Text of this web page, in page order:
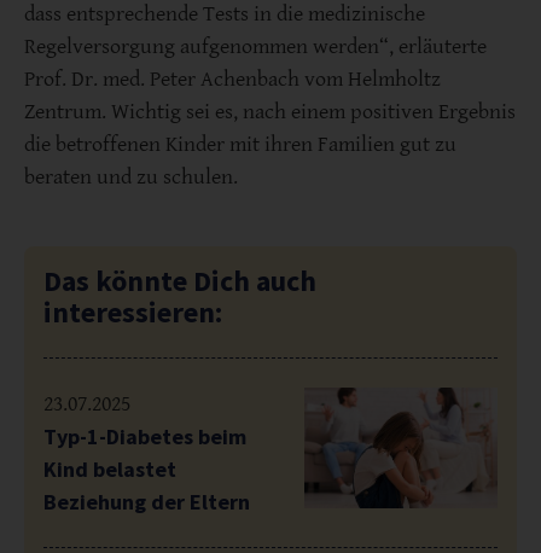
dass entsprechende Tests in die medizinische
Regelversorgung aufgenommen werden“, erläuterte
Prof. Dr. med. Peter Achenbach vom Helmholtz
Zentrum. Wichtig sei es, nach einem positiven Ergebnis
die betroffenen Kinder mit ihren Familien gut zu
beraten und zu schulen.
Das könnte Dich auch
interessieren:
23.07.2025
Typ-1-Diabetes beim
Kind belastet
Beziehung der Eltern